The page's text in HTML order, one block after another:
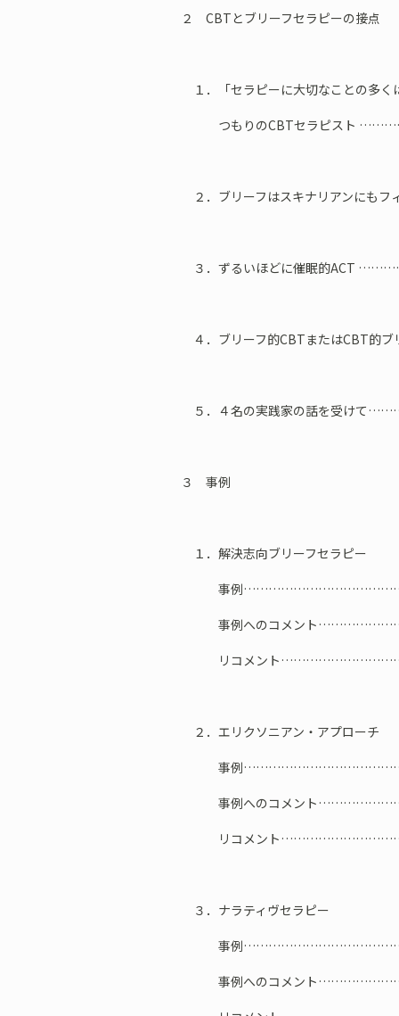
２ CBTとブリーフセラピーの接点
１．「セラピーに大切なことの多く
つもりのCBTセラピスト
２．ブリーフはスキナリアンに
３．ずるいほどに催眠的ACT
４．ブリーフ的CBTまたはCBT
５．４名の実践家の話を受
３ 事例
１．解決志向ブリーフセラピー
事例
事例へのコメント
リコメント
２．エリクソニアン・アプローチ
事例
事例へのコメント
リコメント
３．ナラティヴセラピー
事例
事例へのコメント